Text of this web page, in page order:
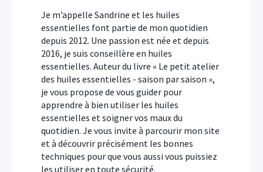
Je m’appelle Sandrine et les huiles
essentielles font partie de mon quotidien
depuis 2012. Une passion est née et depuis
2016, je suis conseillère en huiles
essentielles. Auteur du livre « Le petit atelier
des huiles essentielles - saison par saison »,
je vous propose de vous guider pour
apprendre à bien utiliser les huiles
essentielles et soigner vos maux du
quotidien. Je vous invite à parcourir mon site
et à découvrir précisément les bonnes
techniques pour que vous aussi vous puissiez
les utiliser en toute sécurité.